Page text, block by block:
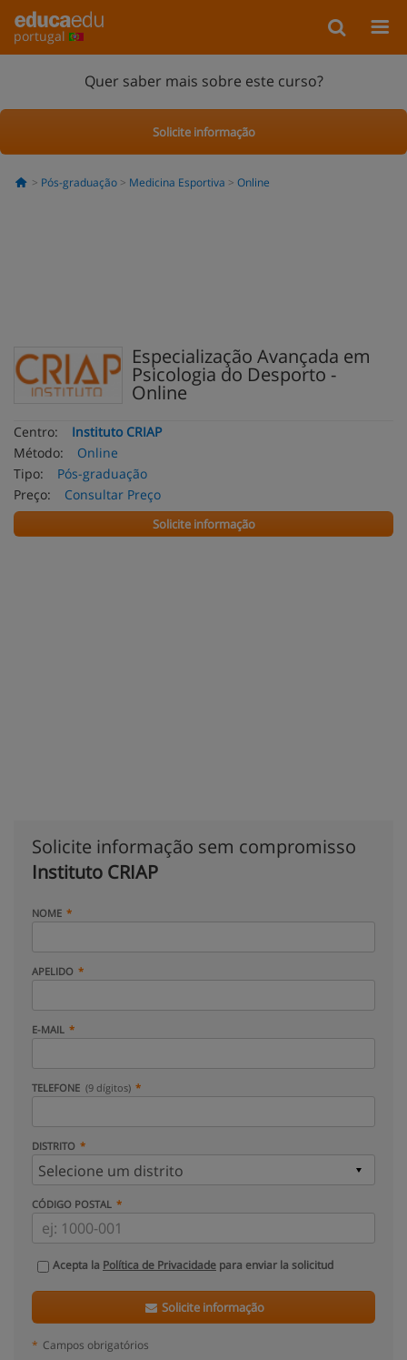
portugal
Quer saber mais sobre este curso?
Solicite informação
Pós-graduação Medicina Esportiva Online
Especialização Avançada em
Psicologia do Desporto -
Online
Centro:
Instituto CRIAP
Método:
Online
Tipo:
Pós-graduação
Preço:
Consultar Preço
Solicite informação
Solicite informação sem compromisso
Instituto CRIAP
NOME
APELIDO
E-MAIL
TELEFONE (9 dígitos)
DISTRITO
CÓDIGO POSTAL
Acepta la Política de Privacidade para enviar la solicitud
Solicite informação
* Campos obrigatórios